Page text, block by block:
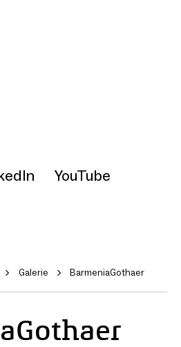
YouTube
Galerie BarmeniaGothaer